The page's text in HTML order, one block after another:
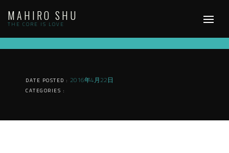
content
MAHIRO SHU
THE CORE IS LOVE
DATE POSTED : 2016年4月22日
CATEGORIES :